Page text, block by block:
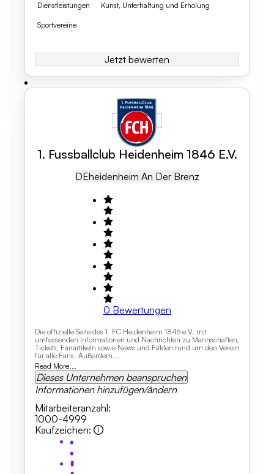
Dienstleistungen Kunst, Unterhaltung und Erholung
Sportvereine
Jetzt bewerten
1. Fussballclub Heidenheim 1846 E.V.
DEHeidenheim An Der Brenz
0 Bewertungen
Die offizielle Seite des 1. FC Heidenheim 1846 e.V. mit
umfassenden Informationen und Nachrichten zu Mannschaften,
Tickets, Fanartikeln sowie News und Fakten rund um den Verein
für alle Fans. Außerdem...
Read More...
Dieses Unternehmen beanspruchen
Informationen hinzufügen/ändern
Mitarbeiteranzahl:
1000-4999
Kaufzeichen: